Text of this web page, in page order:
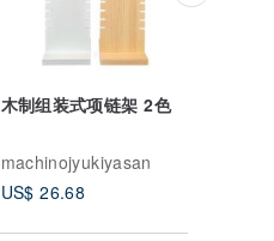
木制组装式项链架 2色
machinojyukiyasan
US$ 26.68